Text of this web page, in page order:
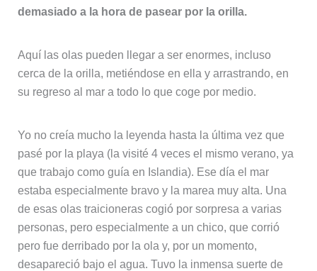
demasiado a la hora de pasear por la orilla.
Aquí las olas pueden llegar a ser enormes, incluso
cerca de la orilla, metiéndose en ella y arrastrando, en
su regreso al mar a todo lo que coge por medio.
Yo no creía mucho la leyenda hasta la última vez que
pasé por la playa (la visité 4 veces el mismo verano, ya
que trabajo como guía en Islandia). Ese día el mar
estaba especialmente bravo y la marea muy alta. Una
de esas olas traicioneras cogió por sorpresa a varias
personas, pero especialmente a un chico, que corrió
pero fue derribado por la ola y, por un momento,
desapareció bajo el agua. Tuvo la inmensa suerte de